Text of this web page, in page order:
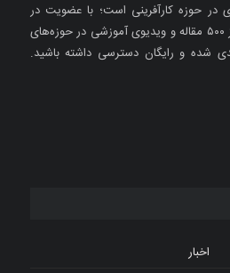
در حوزه کارآفرینی است؛ با عضویت در
مدیراینفو می‌توانید به بیش از ۵۰۰ مقاله و ویدیوی آموزشی در حوزه‌های
شده و رایگان دسترسی داشته باشید.
اخبار